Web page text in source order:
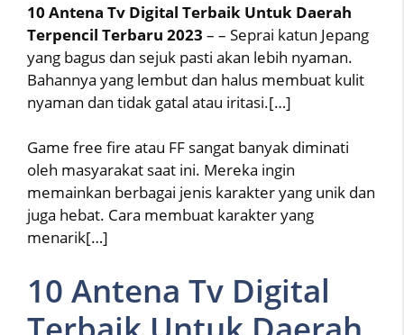
10 Antena Tv Digital Terbaik Untuk Daerah
Terpencil Terbaru 2023 – – Seprai katun Jepang
yang bagus dan sejuk pasti akan lebih nyaman.
Bahannya yang lembut dan halus membuat kulit
nyaman dan tidak gatal atau iritasi.[…]
Game free fire atau FF sangat banyak diminati
oleh masyarakat saat ini. Mereka ingin
memainkan berbagai jenis karakter yang unik dan
juga hebat. Cara membuat karakter yang
menarik[…]
10 Antena Tv Digital